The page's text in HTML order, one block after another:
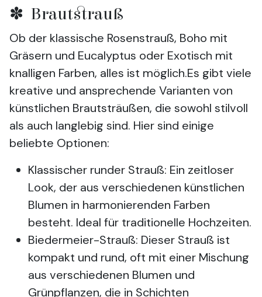
✽ Brautstrauß
Ob der klassische Rosenstrauß, Boho mit
Gräsern und Eucalyptus oder Exotisch mit
knalligen Farben, alles ist möglich.Es gibt viele
kreative und ansprechende Varianten von
künstlichen Brautsträußen, die sowohl stilvoll
als auch langlebig sind. Hier sind einige
beliebte Optionen:
Klassischer runder Strauß: Ein zeitloser
Look, der aus verschiedenen künstlichen
Blumen in harmonierenden Farben
besteht. Ideal für traditionelle Hochzeiten.
Biedermeier-Strauß: Dieser Strauß ist
kompakt und rund, oft mit einer Mischung
aus verschiedenen Blumen und
Grünpflanzen, die in Schichten